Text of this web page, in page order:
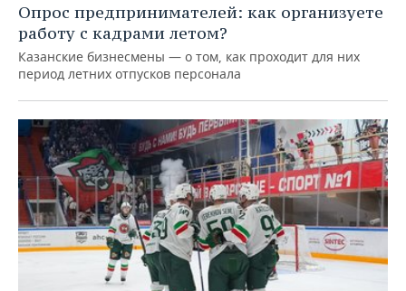
Опрос предпринимателей: как организуете
работу с кадрами летом?
Казанские бизнесмены — о том, как проходит для них
период летних отпусков персонала